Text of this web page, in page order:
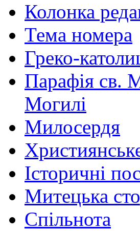
Колонка
Тема номера
Греко-
Парафія св.
Могилі
Милосердя
Історичні
Митецька
Спільнота